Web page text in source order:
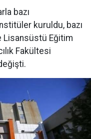
bazı
kuruldu, bazı
Lisansüstü Eğitim
Fakültesi